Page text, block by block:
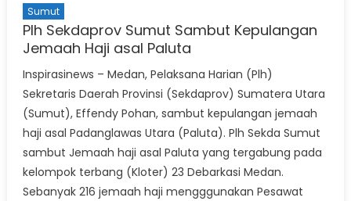
Sumut
Plh Sekdaprov Sumut Sambut Kepulangan
Jemaah Haji asal Paluta
Inspirasinews – Medan, Pelaksana Harian (Plh)
Sekretaris Daerah Provinsi (Sekdaprov) Sumatera Utara
(Sumut), Effendy Pohan, sambut kepulangan jemaah
haji asal Padanglawas Utara (Paluta). Plh Sekda Sumut
sambut Jemaah haji asal Paluta yang tergabung pada
kelompok terbang (Kloter) 23 Debarkasi Medan.
Sebanyak 216 jemaah haji mengggunakan Pesawat